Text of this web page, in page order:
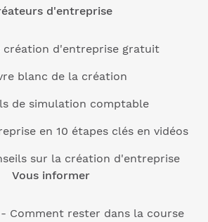
d'entreprise
création d'entreprise gratuit
blanc de la création
de simulation comptable
en 10 étapes clés en vidéos
sur la création d'entreprise
Vous informer
Comment rester dans la course